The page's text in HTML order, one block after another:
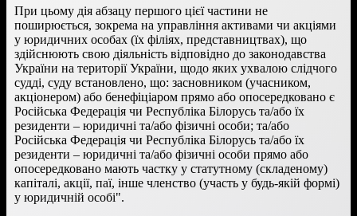
При цьому дія абзацу першого цієї частини не
поширюється, зокрема на управління активами чи акціями
у юридичних особах (їх філіях, представництвах), що
здійснюють свою діяльність відповідно до законодавства
України на території України, щодо яких ухвалою слідчого
судді, суду встановлено, що: засновником (учасником,
акціонером) або бенефіціаром прямо або опосередковано є
Російська Федерація чи Республіка Білорусь та/або їх
резиденти – юридичні та/або фізичні особи; та/або
Російська Федерація чи Республіка Білорусь та/або їх
резиденти – юридичні та/або фізичні особи прямо або
опосередковано мають частку у статутному (складеному)
капіталі, акції, паї, інше членство (участь у будь-якій формі)
у юридичній особі".